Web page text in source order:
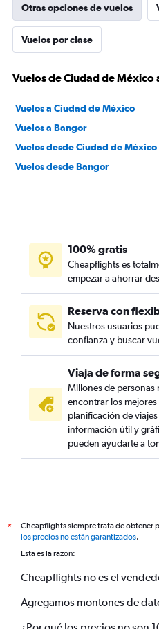
Otras opciones de vuelos
Vuelos por clase
Vuelos de Ciudad de México
Vuelos a Ciudad de México
Vuelos a Bangor
Vuelos desde Ciudad de México
Vuelos desde Bangor
100% gratis
Cheapflights es
empezar a ahorrar
Reserva con
Nuestros usuarios
confianza y buscar
Viaja de forma
Millones de personas
encontrar los
planificación de
información útil y
pueden ayudarte a
*
Cheapflights siempre trata de obtener
los precios no están garantizados.
Esta es la razón:
Cheapflights no es el
Agregamos montones de